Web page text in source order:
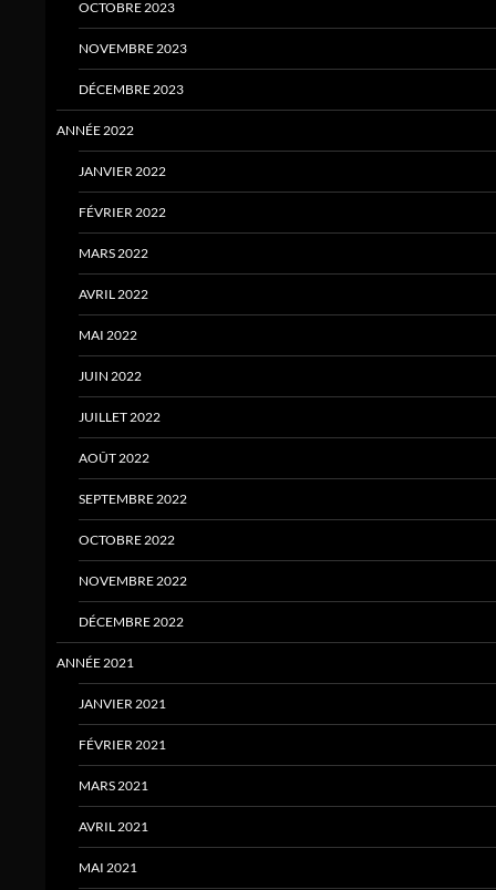
OCTOBRE 2023
NOVEMBRE 2023
DÉCEMBRE 2023
ANNÉE 2022
JANVIER 2022
FÉVRIER 2022
MARS 2022
AVRIL 2022
MAI 2022
JUIN 2022
JUILLET 2022
AOÛT 2022
SEPTEMBRE 2022
OCTOBRE 2022
NOVEMBRE 2022
DÉCEMBRE 2022
ANNÉE 2021
JANVIER 2021
FÉVRIER 2021
MARS 2021
AVRIL 2021
MAI 2021